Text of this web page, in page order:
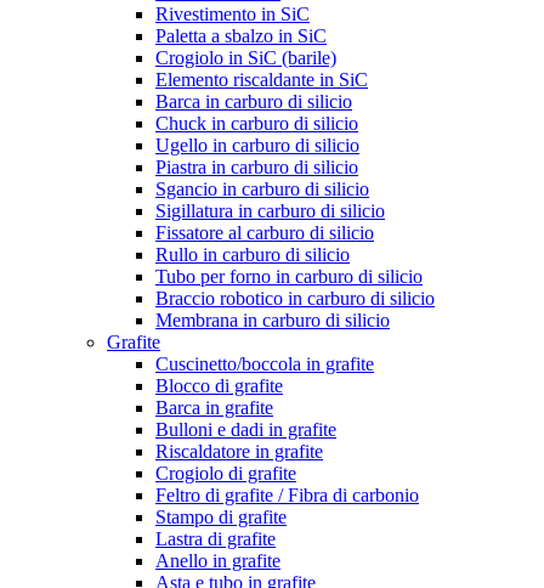
Rivestimento in SiC
Paletta a sbalzo in SiC
Crogiolo in SiC (barile)
Elemento riscaldante in SiC
Barca in carburo di silicio
Chuck in carburo di silicio
Ugello in carburo di silicio
Piastra in carburo di silicio
Sgancio in carburo di silicio
Sigillatura in carburo di silicio
Fissatore al carburo di silicio
Rullo in carburo di silicio
Tubo per forno in carburo di silicio
Braccio robotico in carburo di silicio
Membrana in carburo di silicio
Grafite
Cuscinetto/boccola in grafite
Blocco di grafite
Barca in grafite
Bulloni e dadi in grafite
Riscaldatore in grafite
Crogiolo di grafite
Feltro di grafite / Fibra di carbonio
Stampo di grafite
Lastra di grafite
Anello in grafite
Asta e tubo in grafite